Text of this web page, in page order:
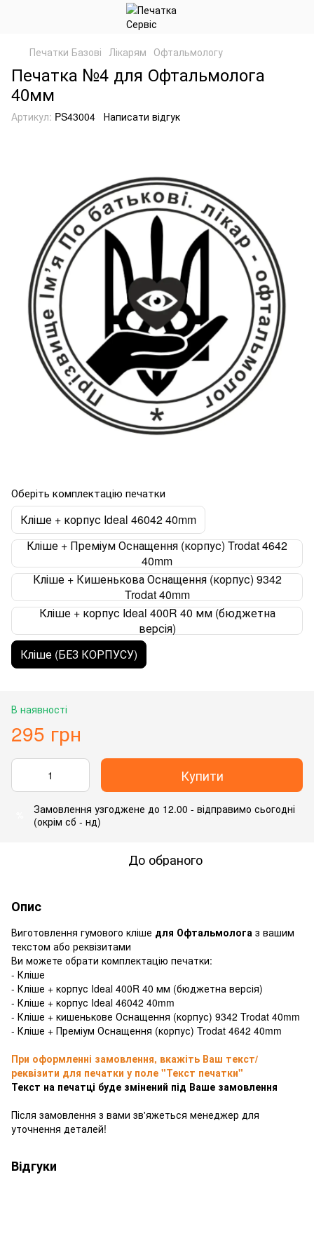
Печатки Базові Лікарям Офтальмологу
Печатка №4 для Офтальмолога
40мм
Артикул: PS43004 Написати відгук
Оберіть комплектацію печатки
Кліше + корпус Ideal 46042 40mm
Кліше + Преміум Оснащення (корпус) Trodat 4642
40mm
Кліше + Кишенькова Оснащення (корпус) 9342
Trodat 40mm
Кліше + корпус Ideal 400R 40 мм (бюджетна
версія)
Кліше (БЕЗ КОРПУСУ)
В наявності
295 грн
Купити
Замовлення узгоджене до 12.00 - відправимо сьогодні
(окрім сб - нд)
До обраного
Опис
Виготовлення гумового кліше для Офтальмолога з вашим
текстом або реквізитами
Ви можете обрати комплектацію печатки:
- Кліше
- Кліше + корпус Ideal 400R 40 мм (бюджетна версія)
- Кліше + корпус Ideal 46042 40mm
- Кліше + кишенькове Оснащення (корпус) 9342 Trodat 40mm
- Кліше + Преміум Оснащення (корпус) Trodat 4642 40mm
При оформленні замовлення, вкажіть Ваш текст/
реквізити для печатки у поле "Текст печатки"
Текст на печатці буде змінений під Ваше замовлення
Після замовлення з вами зв'яжеться менеджер для
уточнення деталей!
Відгуки